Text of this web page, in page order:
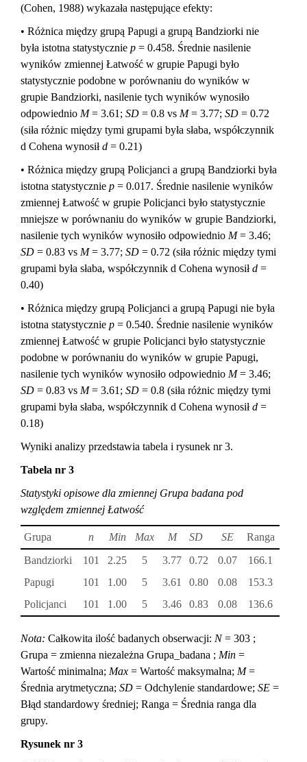
(Cohen, 1988) wykazała następujące efekty:
• Różnica między grupą Papugi a grupą Bandziorki nie
była istotna statystycznie p = 0.458. Średnie nasilenie
wyników zmiennej Łatwość w grupie Papugi było
statystycznie podobne w porównaniu do wyników w
grupie Bandziorki, nasilenie tych wyników wynosiło
odpowiednio M= 3.61; SD = 0.8 vs M= 3.77; SD = 0.72
(siła różnic między tymi grupami była słaba, współczynnik
d Cohena wynosiłd = 0.21)
• Różnica między grupą Policjanci a grupą Bandziorki była
istotna statystycznie p = 0.017. Średnie nasilenie wyników
zmiennej Łatwość w grupie Policjanci było statystycznie
mniejsze w porównaniu do wyników w grupie Bandziorki,
nasilenie tych wyników wynosiło odpowiednio M= 3.46;
SD = 0.83 vs M= 3.77; SD = 0.72 (siła różnic między tymi
grupami była słaba, współczynnik d Cohena wynosiłd =
0.40)
• Różnica między grupą Policjanci a grupą Papugi nie była
istotna statystycznie p = 0.540. Średnie nasilenie wyników
zmiennej Łatwość w grupie Policjanci było statystycznie
podobne w porównaniu do wyników w grupie Papugi,
nasilenie tych wyników wynosiło odpowiednio M= 3.46;
SD = 0.83 vs M= 3.61; SD = 0.8 (siła różnic między tymi
grupami była słaba, współczynnik d Cohena wynosiłd =
0.18)
Wyniki analizy przedstawia tabela i rysunek nr 3.
Tabela nr 3
Statystyki opisowe dla zmiennej Grupa badana pod
względem zmiennej Łatwość
Grupa n Min Max M SD SE
Ranga
Bandziorki
101 2.25 5 3.77 0.72 0.07
166.1
Papugi
101 1.00 5 3.61 0.80 0.08
153.3
Policjanci
101 1.00 5 3.46 0.83 0.08 136.6
Nota: Całkowita ilość badanych obserwacji: N= 303 ;
Grupa = zmienna niezależna Grupa_badana ; Min =
Wartość minimalna; Max = Wartość maksymalna; M=
Średnia arytmetyczna; SD = Odchylenie standardowe; SE =
Błąd standardowy średniej; Ranga = Średnia ranga dla
grupy.
Rysunek nr 3